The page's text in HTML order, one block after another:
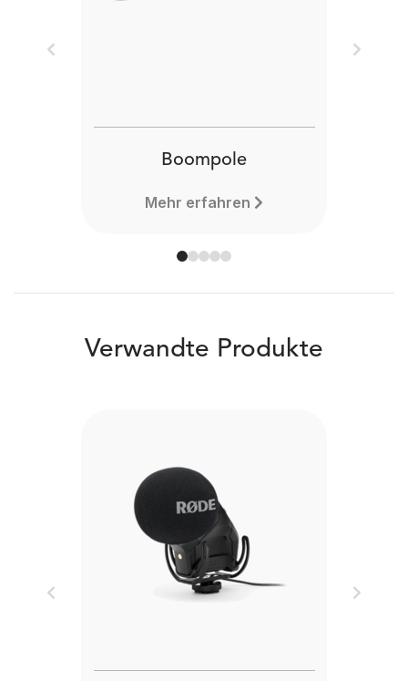
Boompole
Mehr erfahren
Previous Next
Verwandte Produkte
Previous Next